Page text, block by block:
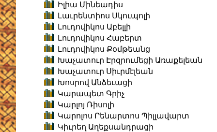
Իլիա Մինեադիս
Լաւրենտիոս Սկուպոլի
Լուդովիկոս Աբելլի
Լուդովիկոս Հաբերտ
Լուդովիկոս Քօմթեանց
Խաչատուր Էրզրումեցի Առաքելեան
Խաչատուր Սիւրմէլեան
Խոսրով Անձեւացի
Կարապետ Գրիչ
Կարլոյ Ռիսոլի
Կարոլոս Րենարտոս Պիլլավարտ
Կիւրեղ Աղեքսանդրացի